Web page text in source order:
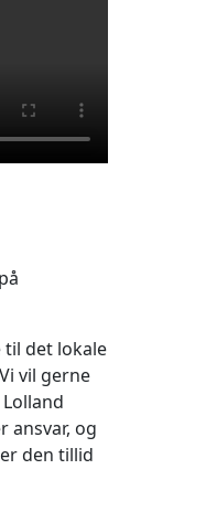
til det lokale
vil gerne
ansvar, og
den tillid